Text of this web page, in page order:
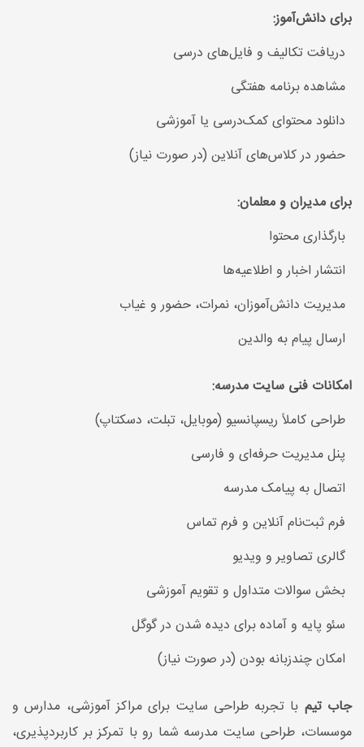
برای دانش‌آموز:
دریافت تکالیف و فایل‌های درسی
مشاهده برنامه هفتگی
دانلود محتوای کمک‌درسی یا آموزشی
حضور در کلاس‌های آنلاین (در صورت نیاز)
برای مدیران و معلمان:
بارگذاری محتوا
انتشار اخبار و اطلاعیه‌ها
مدیریت دانش‌آموزان، نمرات، حضور و غیاب
ارسال پیام به والدین
امکانات فنی سایت مدرسه:
طراحی کاملاً ریسپانسیو (موبایل، تبلت، دسکتاپ)
پنل مدیریت حرفه‌ای و فارسی
اتصال به پیامک مدرسه
فرم ثبت‌نام آنلاین و فرم تماس
گالری تصاویر و ویدیو
بخش سوالات متداول و تقویم آموزشی
سئو پایه و آماده برای دیده شدن در گوگل
امکان چندزبانه بودن (در صورت نیاز)
جاب تیم با تجربه طراحی سایت برای مراکز آموزشی، مدارس و
موسسات، طراحی سایت مدرسه شما رو با تمرکز بر کاربردپذیری،